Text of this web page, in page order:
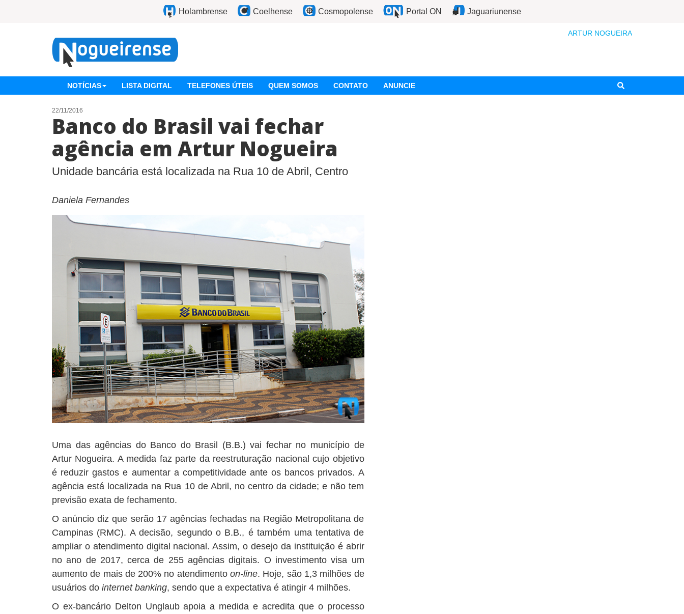
Holambrense Coelhense Cosmopolense Portal ON Jaguariunense
ARTUR NOGUEIRA
NOTÍCIAS LISTA DIGITAL TELEFONES ÚTEIS QUEM SOMOS CONTATO ANUNCIE
22/11/2016
Banco do Brasil vai fechar
agência em Artur Nogueira
Unidade bancária está localizada na Rua 10 de Abril, Centro
Daniela Fernandes
Uma das agências do Banco do Brasil (B.B.) vai fechar no município de
Artur Nogueira. A medida faz parte da reestruturação nacional cujo objetivo
é reduzir gastos e aumentar a competitividade ante os bancos privados. A
agência está localizada na Rua 10 de Abril, no centro da cidade; e não tem
previsão exata de fechamento.
O anúncio diz que serão 17 agências fechadas na Região Metropolitana de
Campinas (RMC). A decisão, segundo o B.B., é também uma tentativa de
ampliar o atendimento digital nacional. Assim, o desejo da instituição é abrir
no ano de 2017, cerca de 255 agências digitais. O investimento visa um
aumento de mais de 200% no atendimentoon-line. Hoje, são 1,3 milhões de
usuários do internet banking, sendo que a expectativa é atingir 4 milhões.
O ex-bancário Delton Unglaub apoia a medida e acredita que o processo